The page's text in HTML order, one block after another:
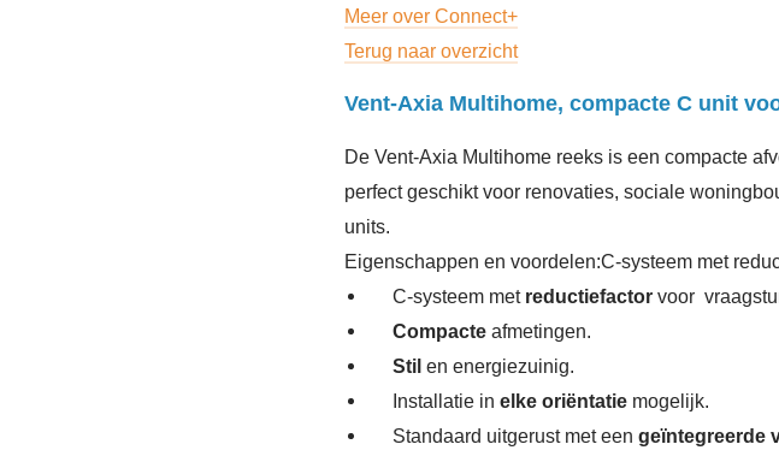
Meer over Connect+
Terug naar overzicht
Vent-Axia Multihome, compacte C unit
De Vent-Axia Multihome reeks is een compacte
perfect geschikt voor renovaties, sociale
units.
Eigenschappen en voordelen:C-systeem met
C-systeem met reductiefactorvoor
Compacteafmetingen.
Stilen energiezuinig.
Installatie in elke oriëntatiemogelijk.
Standaard uitgerust met een geïntegreerde